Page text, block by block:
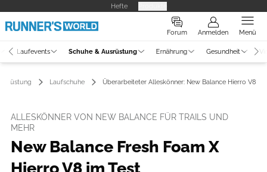
Hefte
Forum Anmelden Menü
Laufevents Schuhe & Ausrüstung Ernährung Gesundheit
Laufschuhe Überarbeiteter Alleskönner: New Balance Hierro V8
ALLESKÖNNER VON NEW BALANCE FÜR TRAILS UND
MEHR
New Balance Fresh Foam X
Hierro V8 im Test